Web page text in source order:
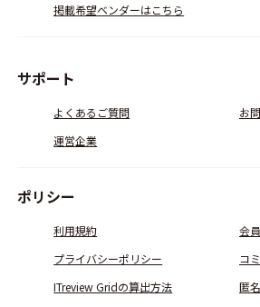
掲載希望ベンダーはこちら
サポート
よくあるご質問
お
運営企業
ポリシー
利用規約
会
プライバシーポリシー
コ
ITreview Gridの算出方法
匿